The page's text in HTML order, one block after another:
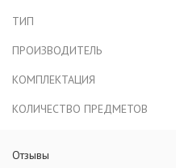
ТИП
ПРОИЗВОДИТЕЛЬ
КОМПЛЕКТАЦИЯ
КОЛИЧЕСТВО ПРЕДМЕТОВ
Отзывы